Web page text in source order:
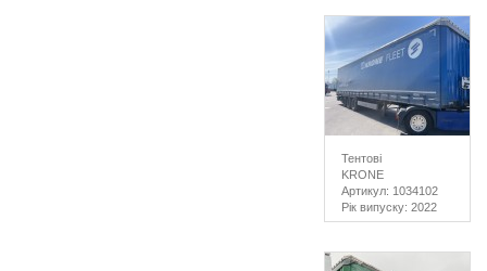
Тентові
KRONE
Артикул: 1034102
Рік випуску: 2022